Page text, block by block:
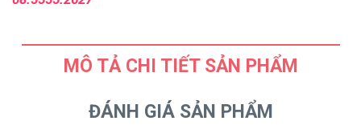
MÔ TẢ CHI TIẾT SẢN PHẨM
ĐÁNH GIÁ SẢN PHẨM